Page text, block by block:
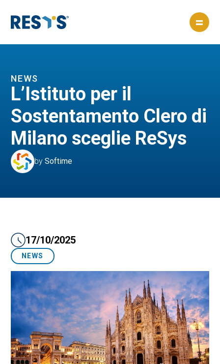
=
NEWS
L’Istituto per il
Sostentamento Clero di
Milano sceglie ReSys
by Softime
17/10/2025
NEWS